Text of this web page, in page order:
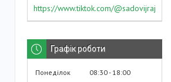
https://www.tiktok.com/@sadovijraj
Графік роботи
Понеділок 08:30 18:00